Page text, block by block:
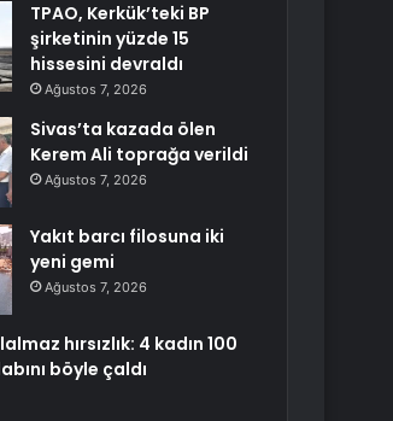
TPAO, Kerkük’teki BP
şirketinin yüzde 15
hissesini devraldı
Ağustos 7, 2026
Sivas’ta kazada ölen
Kerem Ali toprağa verildi
Ağustos 7, 2026
Yakıt barcı filosuna iki
yeni gemi
Ağustos 7, 2026
hırsızlık: 4 kadın 100
böyle çaldı